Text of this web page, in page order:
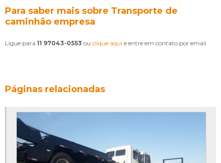
Para saber mais sobre Transporte de
caminhão empresa
Ligue para 11 97043-0553 ou clique aqui e entre em contato por email.
Páginas relacionadas